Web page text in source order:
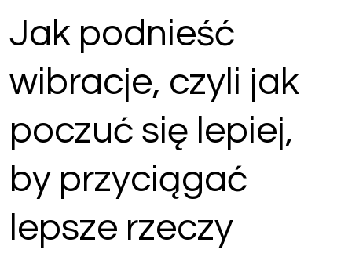
Jak podnieść
wibracje, czyli jak
poczuć się lepiej,
by przyciągać
lepsze rzeczy